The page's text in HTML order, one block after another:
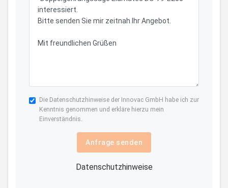
Die Datenschutzhinweise der Innovac GmbH habe ich zur
Kenntnis genommen und erkläre hierzu mein
Einverständnis.
Anfrage senden
Datenschutzhinweise